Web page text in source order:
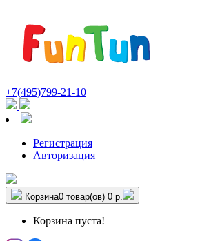
+7(495)799-21-10
Регистрация
Авторизация
Корзина0 товар(ов) 0 р.
Корзина пуста!